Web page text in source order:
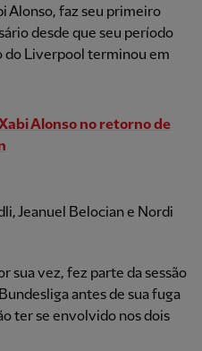
Alonso, faz seu primeiro
desde que seu período
do Liverpool terminou em
Alonso no retorno de
Jeanuel Belocian e Nordi
sua vez, fez parte da sessão
antes de sua fuga
ter se envolvido nos dois